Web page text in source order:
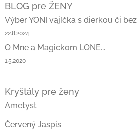
BLOG pre ŽENY
Výber YONI vajíčka s dierkou či bez
22.8.2024
O Mne a Magickom LONE...
1.5.2020
Kryštály pre ženy
Ametyst
Červený Jaspis